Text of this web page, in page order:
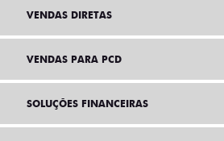
VENDAS DIRETAS
VENDAS PARA PCD
SOLUÇÕES FINANCEIRAS